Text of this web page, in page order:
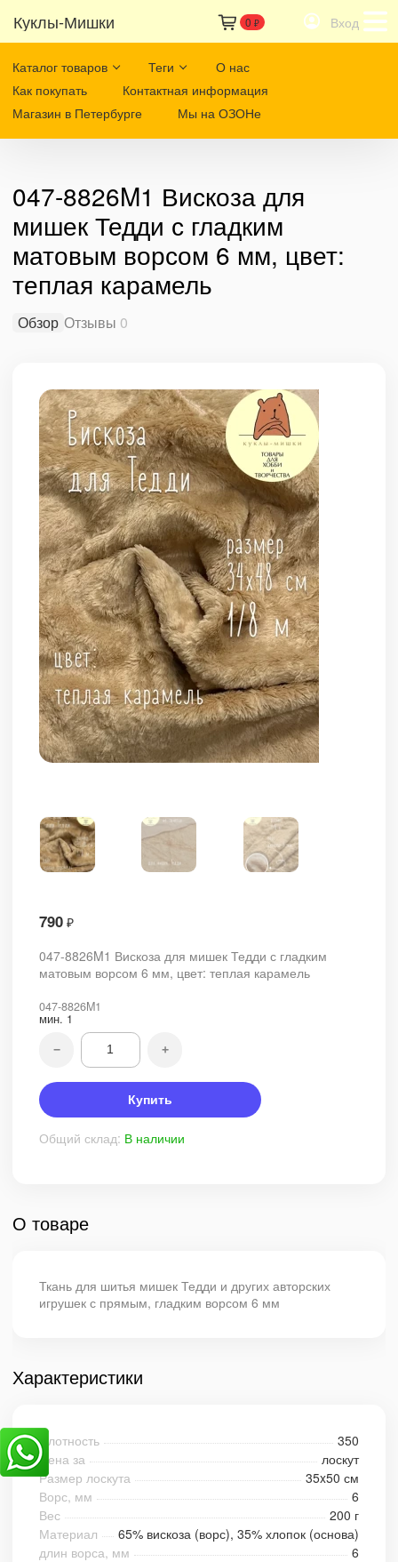
Куклы-Мишки 0 ₽ Вход
Каталог товаров Теги
О нас
Как покупать
Контактная информация
Магазин в Петербурге
Мы на ОЗОНе
047-8826M1 Вискоза для
мишек Тедди с гладким
матовым ворсом 6 мм, цвет:
теплая карамель
Обзор Отзывы 0
790 ₽
047-8826M1 Вискоза для мишек Тедди с гладким
матовым ворсом 6 мм, цвет: теплая карамель
047-8826M1
мин. 1
− +
Купить
Общий склад: В наличии
О товаре
Ткань для шитья мишек Тедди и других авторских
игрушек с прямым, гладким ворсом 6 мм
Характеристики
Плотность
350
Цена за
лоскут
Размер лоскута
35x50 см
Ворс, мм
6
Вес
200 г
Материал
65% вискоза (ворс), 35% хлопок (основа)
длин ворса, мм
6